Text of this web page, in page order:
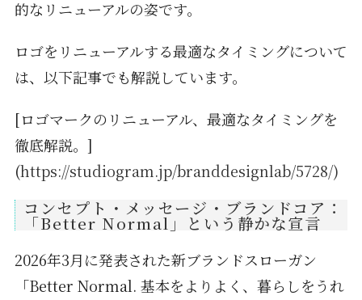
的なリニューアルの姿です。
ロゴをリニューアルする最適なタイミングについて
は、以下記事でも解説しています。
[ロゴマークのリニューアル、最適なタイミングを
徹底解説。]
(https://studiogram.jp/branddesignlab/5728/)
コンセプト・メッセージ・ブランドコア：
「Better Normal」という静かな宣言
2026年3月に発表された新ブランドスローガン
「Better Normal. 基本をよりよく、暮らしをうれ